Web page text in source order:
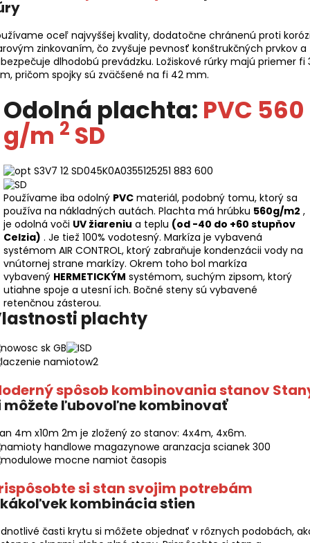
oceľ najvyššej kvality, dodatočne chránenú proti
zinkovaním, čo zvyšuje pevnosť konštrukčných prvkov a
dlhodobú prevádzku. Ložiskové rúrky majú priemer fi
pričom spojky sú zväčšené na fi 42 mm.
Odolná plachta: PVC 560
g/m 2 SD
Používame iba odolný PVC materiál, podobný tomu, ktorý sa
používa na nákladných autách. Plachta má hrúbku 560g/m2 ,
je odolná voči UV žiareniu a teplu (od -40 do +60 stupňov
Celzia) . Je tiež 100% vodotesný. Markíza je vybavená
systémom AIR CONTROL, ktorý zabraňuje kondenzácii vody na
vnútornej strane markízy. Okrem toho bol markíza
vybavený HERMETICKÝM systémom, suchým zipsom, ktorý
utiahne spoje a utesní ich. Bočné steny sú vybavené
retenčnou zásterou.
plachty
spôsob kombinovania stanov
môžete ľubovoľne kombinovať
4m x10m 2m je zložený zo stanov: 4x4m, 4x6m.
si stan svojim potrebám
kombinácia stien
časti krytu si môžete objednať v rôznych podobách,